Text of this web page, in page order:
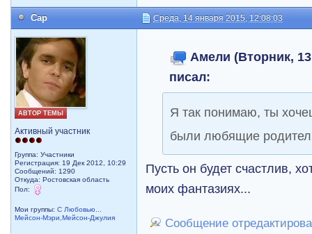
Cap Среда, 14 января 2015, 12:08:03
АВТОР ТЕМЫ
Активный участник
Группа: Участники
Регистрация: 19 Дек 2012, 10:29
Сообщений: 1290
Откуда: Ростовская область
Пол:
Мои группы:С Любовью...
Мейсон-Мэри,Мейсон-Джулия
Амели (Вторник,
писал:
Я так понимаю, ты
были любящие
Пусть он будет счастлив,
моих фантазиях...
Сообщение